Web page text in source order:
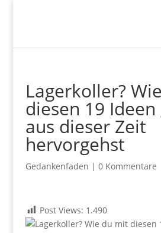
Lagerkoller?
diesen 19
aus dieser Zeit
hervorgehst
Gedankenfaden | 0 Kommentare
Post Views: 1.490